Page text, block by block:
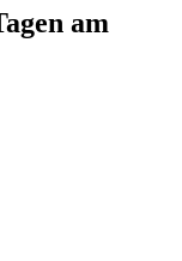
am